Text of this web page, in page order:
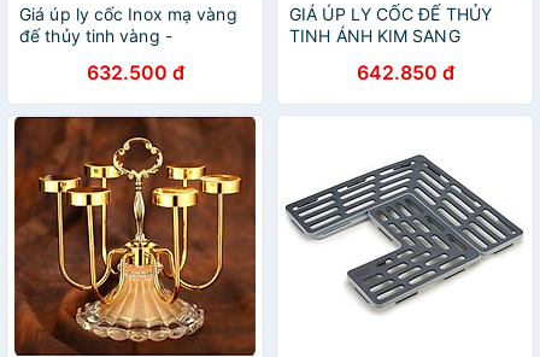
Giá úp ly cốc Inox mạ vàng
đế thủy tinh vàng -
632.500 đ
GIÁ ÚP LY CỐC ĐẾ THỦY
TINH ÁNH KIM SANG
642.850 đ